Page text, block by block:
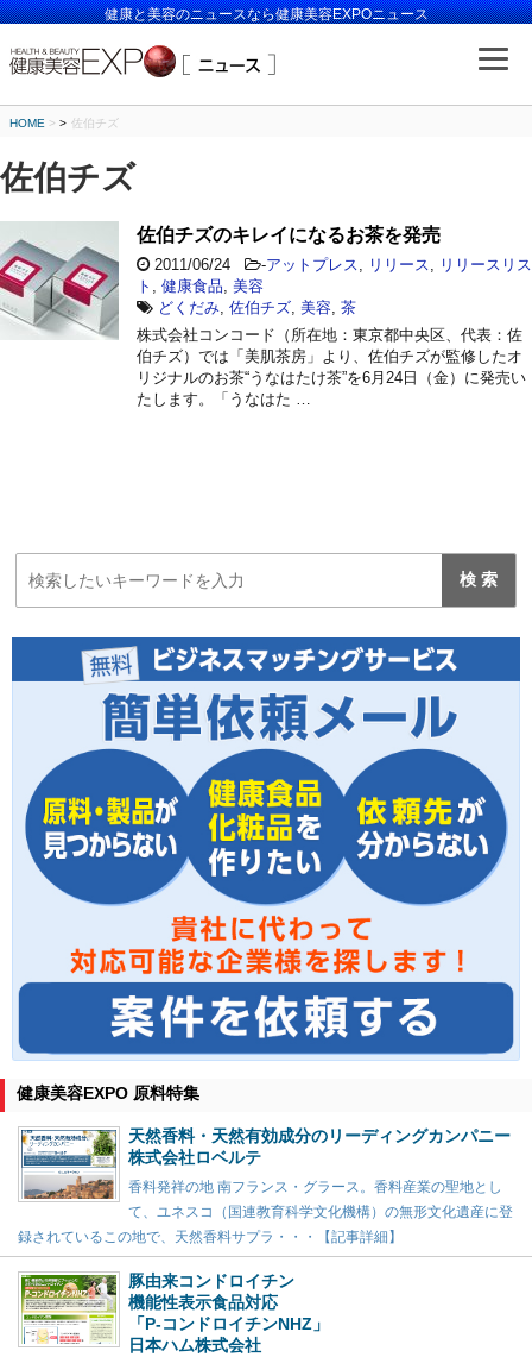
健康と美容のニュースなら健康美容EXPOニュース
HOME > 佐伯チズ
佐伯チズ
佐伯チズのキレイになるお茶を発売
2011/06/24 -アットプレス リリース
リリースリス
ト
健康食品 美容
どくだみ 佐伯チズ 美容 茶
株式会社コンコード（所在地：東京都中央区、代表：佐
伯チズ）では「美肌茶房」より、佐伯チズが監修したオ
リジナルのお茶“うなはたけ茶”を6月24日（金）に発売い
たします。「うなはた …
健康美容EXPO 原料特集
天然香料・天然有効成分のリーディングカンパニー
株式会社ロベルテ
香料発祥の地 南フランス・グラース。香料産業の聖地とし
て、ユネスコ（国連教育科学文化機構）の無形文化遺産に登
録されているこの地で、天然香料サプラ・・・【記事詳細】
豚由来コンドロイチン
機能性表示食品対応
「P-コンドロイチンNHZ」
日本ハム株式会社